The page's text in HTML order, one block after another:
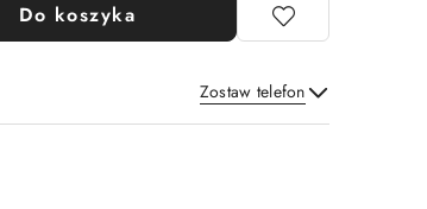
Do koszyka
Zostaw telefon
Wyślij